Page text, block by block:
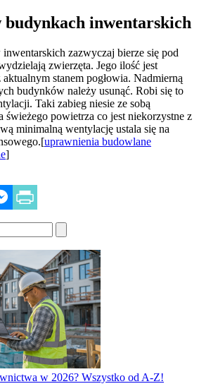
inwentarskich
zazwyczaj bierze się pod
zwierzęta. Jego ilość jest
stanem pogłowia. Nadmierną
budynków należy usunąć. Robi się to
Taki zabieg niesie ze sobą
świeżego powietrza co jest niekorzystne z
minimalną wentylację ustala się na
uprawnienia budowlane
]
w 2026? Wszystko od A-Z!